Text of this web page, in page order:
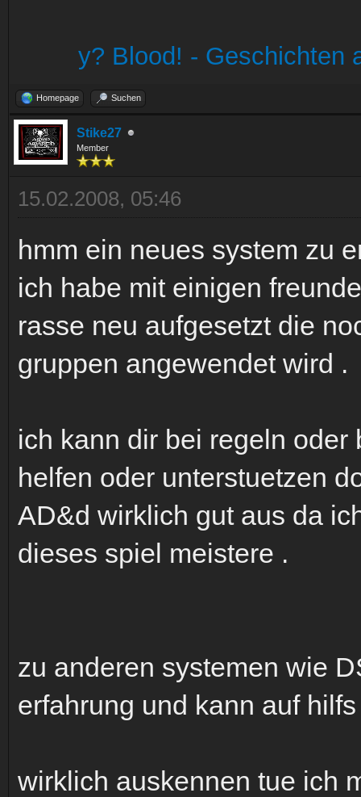
y? Blood! - Geschichten
Homepage Suchen
Stike27
Member
15.02.2008, 05:46
hmm ein neues system zu
ich habe mit einigen
rasse neu aufgesetzt die
gruppen angewendet wird .
ich kann dir bei regeln
helfen oder unterstuetzen
AD&d wirklich gut aus da
dieses spiel meistere .
zu anderen systemen wie
erfahrung und kann auf
wirklich auskennen tue ich